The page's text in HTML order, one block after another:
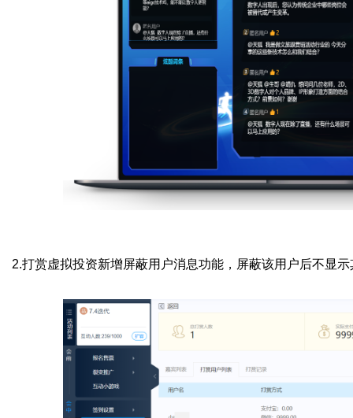
2.打赏虚拟投资新增屏蔽用户消息功能，屏蔽该用户后不显